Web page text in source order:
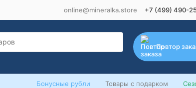
online@mineralka.store +7 (499) 490-
Повтор
Бонусные рубли Товары с подарком